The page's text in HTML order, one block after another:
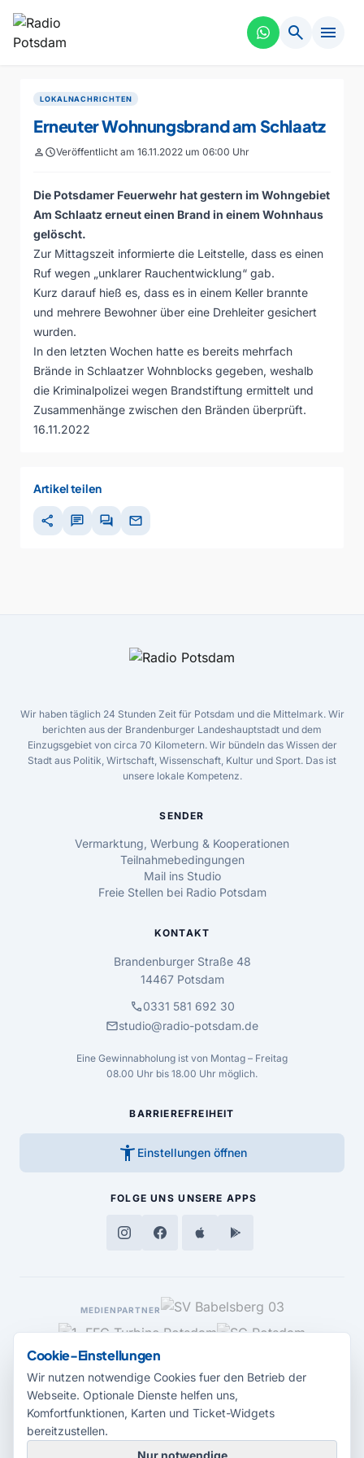
search menu
LOKALNACHRICHTEN
Erneuter Wohnungsbrand am Schlaatz
personscheduleVeröffentlicht am 16.11.2022 um 06:00 Uhr
Die Potsdamer Feuerwehr hat gestern im Wohngebiet
Am Schlaatz erneut einen Brand in einem Wohnhaus
gelöscht.
Zur Mittagszeit informierte die Leitstelle, dass es einen
Ruf wegen „unklarer Rauchentwicklung“ gab.
Kurz darauf hieß es, dass es in einem Keller brannte
und mehrere Bewohner über eine Drehleiter gesichert
wurden.
In den letzten Wochen hatte es bereits mehrfach
Brände in Schlaatzer Wohnblocks gegeben, weshalb
die Kriminalpolizei wegen Brandstiftung ermittelt und
Zusammenhänge zwischen den Bränden überprüft.
16.11.2022
Artikel teilen
share chat forum mail
Wir haben täglich 24 Stunden Zeit für Potsdam und die Mittelmark. Wir
berichten aus der Brandenburger Landeshauptstadt und dem
Einzugsgebiet von circa 70 Kilometern. Wir bündeln das Wissen der
Stadt aus Politik, Wirtschaft, Wissenschaft, Kultur und Sport. Das ist
unsere lokale Kompetenz.
SENDER
Vermarktung, Werbung & Kooperationen
Teilnahmebedingungen
Mail ins Studio
Freie Stellen bei Radio Potsdam
KONTAKT
Brandenburger Straße 48
14467 Potsdam
call0331 581 692 30
mailstudio@radio-potsdam.de
Eine Gewinnabholung ist von Montag – Freitag
08.00 Uhr bis 18.00 Uhr möglich.
BARRIEREFREIHEIT
accessibility_new Einstellungen öffnen
FOLGE UNS UNSERE APPS
MEDIENPARTNER
Cookie-Einstellungen
Wir nutzen notwendige Cookies fuer den Betrieb der
Webseite. Optionale Dienste helfen uns,
Komfortfunktionen, Karten und Ticket-Widgets
bereitzustellen.
Nur notwendige